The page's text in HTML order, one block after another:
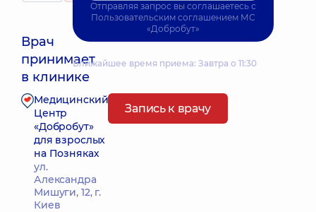
Врач
принимает
в клинике
Ближайшее время приема: Завтра о 11:30
Медицинский
Центр
«Добробут»
для взрослых
на Позняках
ул.
Александра
Мишуги, 12, г.
Киев
Запись к врачу
Отправляя запрос вы соглашаетесь с
Пользовательским соглашением МС
«Добробут»